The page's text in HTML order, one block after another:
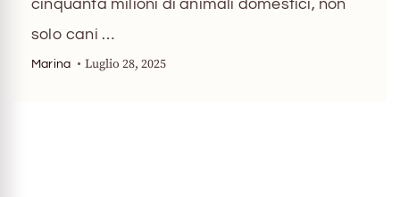
cinquanta milioni di animali domestici, non
solo cani …
Marina Luglio 28, 2025